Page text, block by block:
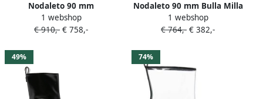
Nodaleto 90 mm
knielaarzen met
gespbandje Zwart
1 webshop
€ 910,- € 758,-
Nodaleto 90 mm Bulla Milla
laarzen Zwart
1 webshop
€ 764,- € 382,-
49% 74%